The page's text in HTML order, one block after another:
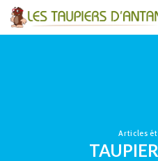
Articles